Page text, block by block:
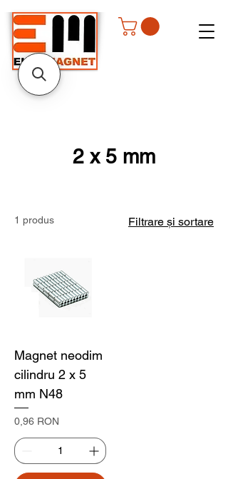
2 x 5 mm
1 produs Filtrare și sortare
Magnet neodim
cilindru 2 x 5
mm N48
Preț
0,96 RON